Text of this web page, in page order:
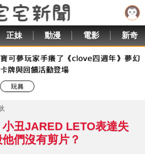
正妹 動漫 電影 新奇
小丑JARED LETO表達失
們沒有剪片？